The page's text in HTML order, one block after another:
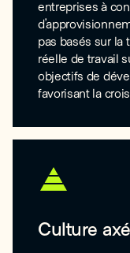
entreprises à
pas basés sur la
réelle de travail
objectifs de
favorisant la
Culture